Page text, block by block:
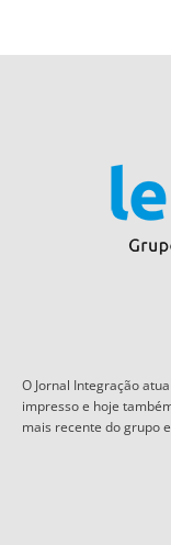
O Jornal Integração
impresso e hoje
mais recente do grupo